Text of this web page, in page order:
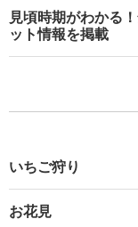
見頃時期がわかる
ット情報を掲載
いちご狩り
お花見